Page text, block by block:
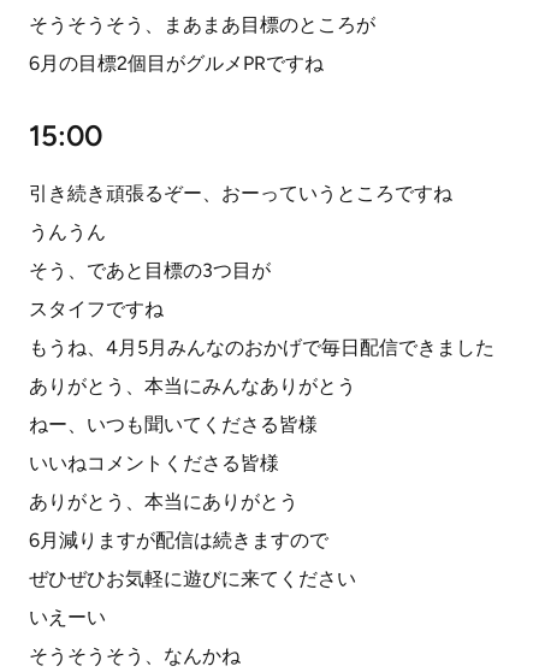
そうそうそう、まあまあ目標のところが
6月の目標2個目がグルメPRですね
15:00
引き続き頑張るぞー、おーっていうところですね
うんうん
そう、であと目標の3つ目が
スタイフですね
もうね、4月5月みんなのおかげで毎日配信できました
ありがとう、本当にみんなありがとう
ねー、いつも聞いてくださる皆様
いいねコメントくださる皆様
ありがとう、本当にありがとう
6月減りますが配信は続きますので
ぜひぜひお気軽に遊びに来てください
いえーい
そうそうそう、なんかね